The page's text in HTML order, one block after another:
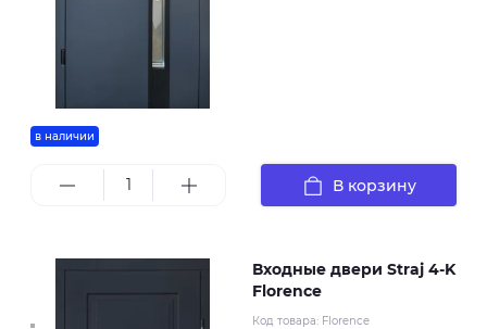
в наличии
В корзину
Входные двери Straj 4-K
Florence
Код товара: Florence